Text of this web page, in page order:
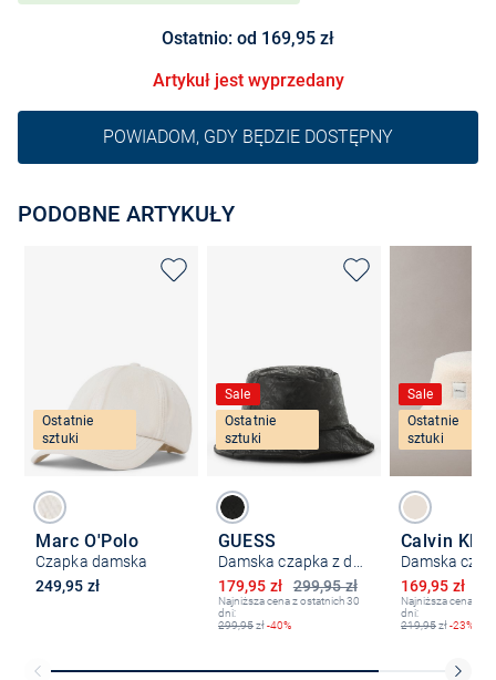
Ostatnio: od 169,95 zł
Artykuł jest wyprzedany
POWIADOM, GDY BĘDZIE DOSTĘPNY
PODOBNE ARTYKUŁY
Ostatnie
sztuki
Marc O'Polo
Czapka damska
249,95 zł
Sale
Ostatnie
sztuki
GUESS
Damska czapka z daszkiem
299,95 zł
Obniżona cena
179,95 zł
Najniższa cena z ostatnich 30
dni:
299,95zł-40%
Sale
Ostatnie
sztuki
Obniżona
169,95 zł
Najniższa cena z
dni:
219,95zł-23%